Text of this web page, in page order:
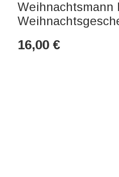
Weihnachtsmann
16,00 €